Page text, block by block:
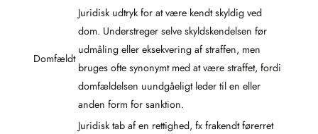
Domfældt
Juridisk udtryk for at være kendt skyldig ved
dom. Understreger selve skyldskendelsen før
udmåling eller eksekvering af straffen, men
bruges ofte synonymt med at være straffet, fordi
domfældelsen uundgåeligt leder til en eller
anden form for sanktion.
Juridisk tab af en rettighed, fx frakendt førerret